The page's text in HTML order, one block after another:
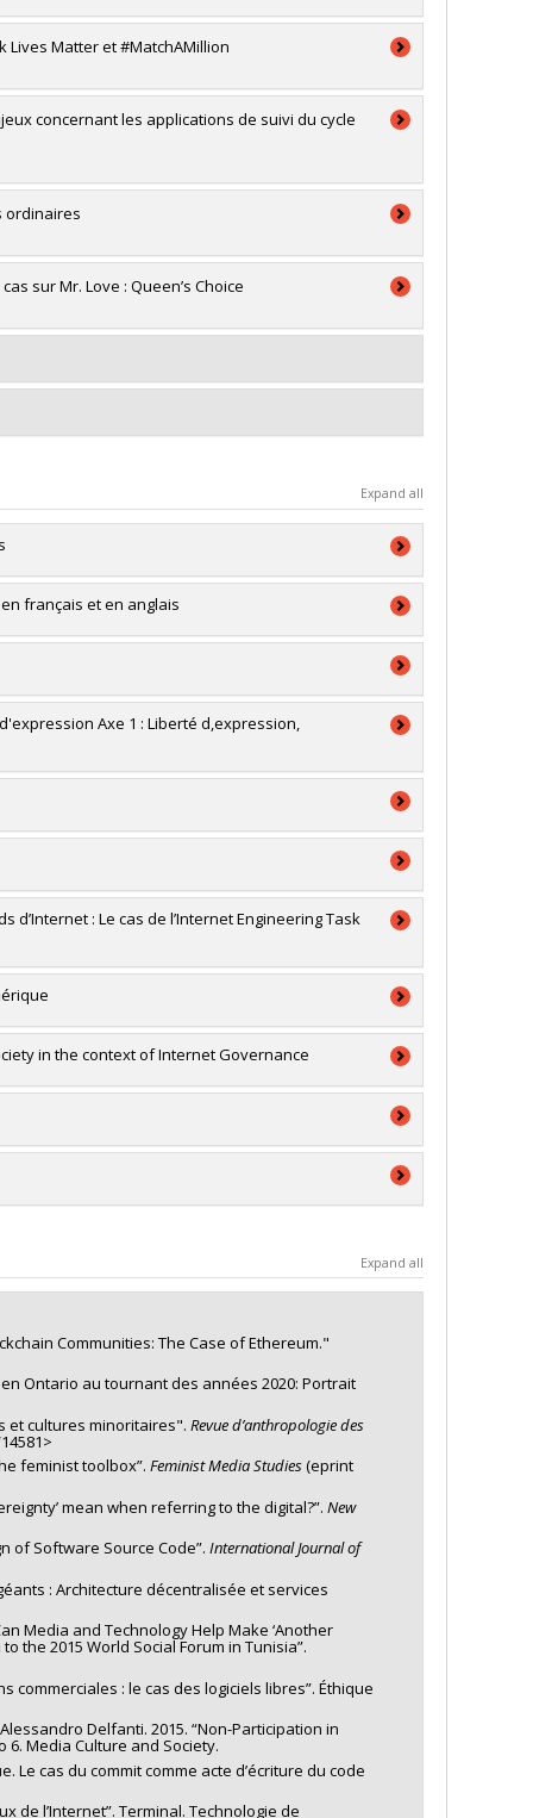
Lives Matter et #MatchAMillion
concernant les applications de suivi du cycle
ordinaires
sur Mr. Love : Queen’s Choice
Expand all
français et en anglais
Axe 1 : Liberté d,expression,
de la liberté d'expression
: Le cas de l’Internet Engineering Task
in the context of Internet Governance
Expand all
Communities: The Case of Ethereum."
Ontario au tournant des années 2020: Portrait
et cultures minoritaires". Revue d’anthropologie des
feminist toolbox”. Feminist Media Studies(eprint
mean when referring to the digital?”. New
of Software Source Code”. International Journal of
: Architecture décentralisée et services
Media and Technology Help Make ‘Another
the 2015 World Social Forum in Tunisia”.
commerciales : le cas des logiciels libres”. Éthique
Delfanti. 2015. “Non-Participation in
6. Media Culture and Society.
Le cas du commit comme acte d’écriture du code
de l’Internet”. Terminal. Technologie de